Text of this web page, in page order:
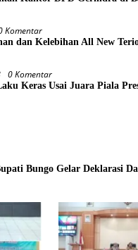
Komentar
dan Kelebihan All New
0 Komentar
Keras Usai Juara Piala
Bungo Gelar Deklarasi